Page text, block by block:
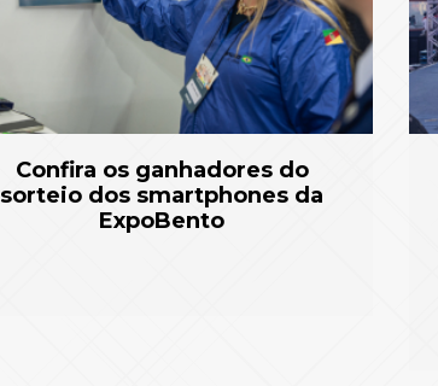
Confira os ganhadores do
sorteio dos smartphones da
ExpoBento